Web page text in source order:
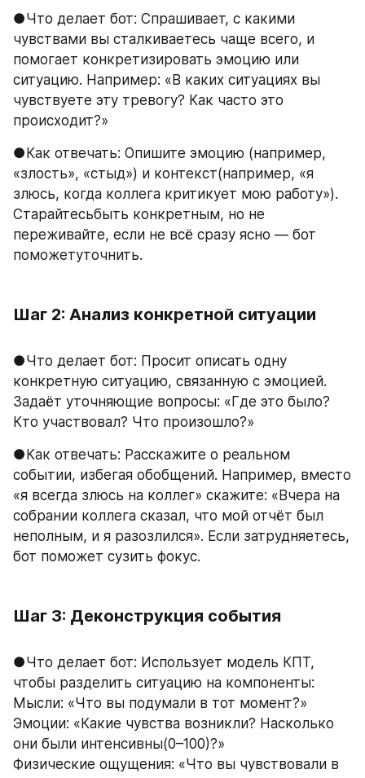
●Что делает бот: Спрашивает, с какими
чувствами вы сталкиваетесь чаще всего, и
помогает конкретизировать эмоцию или
ситуацию. Например: «В каких ситуациях вы
чувствуете эту тревогу? Как часто это
происходит?»
●Как отвечать: Опишите эмоцию (например,
«злость», «стыд») и контекст(например, «я
злюсь, когда коллега критикует мою работу»).
Старайтесьбыть конкретным, но не
переживайте, если не всё сразу ясно — бот
поможетуточнить.
Шаг 2: Анализ конкретной ситуации
●Что делает бот: Просит описать одну
конкретную ситуацию, связанную с эмоцией.
Задаёт уточняющие вопросы: «Где это было?
Кто участвовал? Что произошло?»
●Как отвечать: Расскажите о реальном
событии, избегая обобщений. Например, вместо
«я всегда злюсь на коллег» скажите: «Вчера на
собрании коллега сказал, что мой отчёт был
неполным, и я разозлился». Если затрудняетесь,
бот поможет сузить фокус.
Шаг 3: Деконструкция события
●Что делает бот: Использует модель КПТ,
чтобы разделить ситуацию на компоненты:
Мысли: «Что вы подумали в тот момент?»
Эмоции: «Какие чувства возникли? Насколько
они были интенсивны(0–100)?»
Физические ощущения: «Что вы чувствовали в